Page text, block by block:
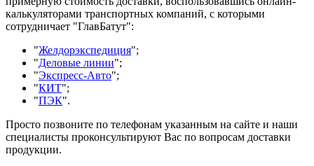
калькуляторами транспортных компаний, с которыми
сотрудничает "ГлавБатут":
"Желдорэкспедиция";
"Деловые линии";
"Экспресс-Авто";
"КИТ";
"ПЭК".
Просто позвоните по телефонам указанным на сайте и наши
специалисты проконсультируют Вас по вопросам доставки
продукции.